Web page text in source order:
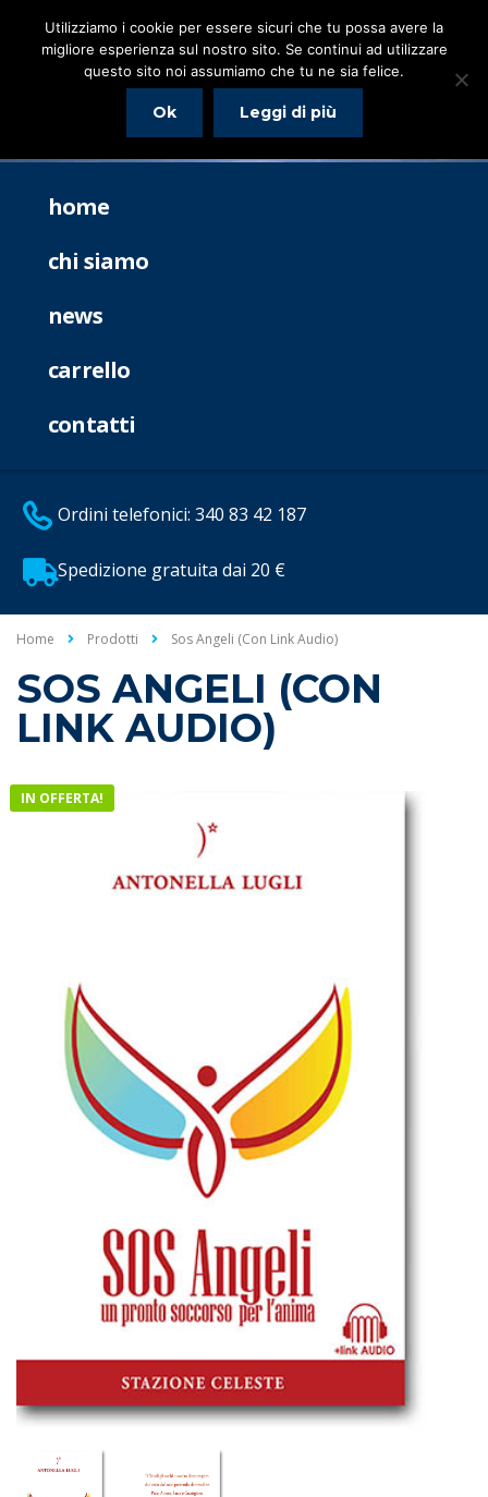
home
chi siamo
news
carrello
contatti
Ordini telefonici: 340 83 42 187
Spedizione gratuita dai 20 €
Home Prodotti Sos Angeli (con Link Audio)
SOS ANGELI (CON
LINK AUDIO)
IN OFFERTA!
Utilizziamo i cookie per essere sicuri che tu possa avere la
migliore esperienza sul nostro sito. Se continui ad utilizzare
questo sito noi assumiamo che tu ne sia felice.
Ok Leggi di più